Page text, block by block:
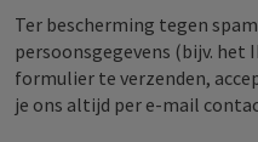
Ter bescherming tegen
persoonsgegevens (bijv. het
formulier te verzenden,
je ons altijd per e‑mail